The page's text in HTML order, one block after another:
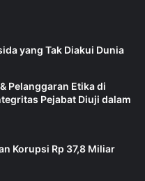
yang Tak Diakui Dunia
Pelanggaran Etika di
Pejabat Diuji dalam
Korupsi Rp 37,8 Miliar